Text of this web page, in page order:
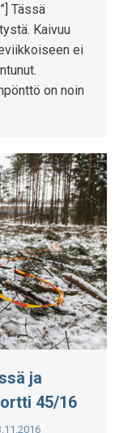
Tässä
Kaivuu
ei
on noin
ja
45/16